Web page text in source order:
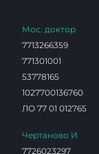
Мос. доктор
7713266359
771301001
53778165
1027700136760
ЛО 77 01 012765
Чертаново И
7726023297